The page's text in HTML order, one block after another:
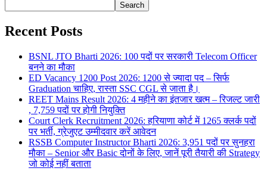
Search
Recent Posts
BSNL JTO Bharti 2026: 100 पदों पर सरकारी Telecom Officer
बनने का मौका
ED Vacancy 1200 Post 2026: 1200 से ज्यादा पद – सिर्फ
Graduation चाहिए, रास्ता SSC CGL से जाता है।
REET Mains Result 2026: 4 महीने का इंतजार खत्म – रिजल्ट जारी
, 7,759 पदों पर होगी नियुक्ति
Court Clerk Recruitment 2026: हरियाणा कोर्ट में 1265 क्लर्क पदों
पर भर्ती, ग्रेजुएट उम्मीदवार करें आवेदन
RSSB Computer Instructor Bharti 2026: 3,951 पदों पर सुनहरा
मौका – Senior और Basic दोनों के लिए, जानें पूरी तैयारी की Strategy
जो कोई नहीं बताता